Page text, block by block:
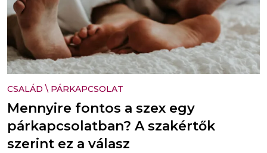
CSALÁD \ PÁRKAPCSOLAT
Mennyire fontos a szex egy
párkapcsolatban? A szakértők
szerint ez a válasz